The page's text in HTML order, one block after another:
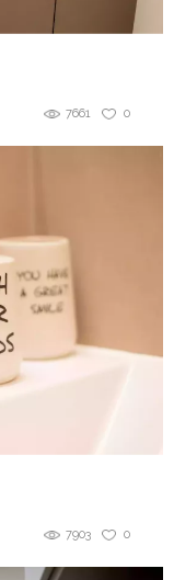
0
7661
0
7903